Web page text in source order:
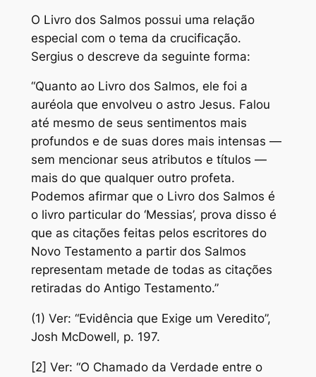
O Livro dos Salmos possui uma relação
especial com o tema da crucificação.
Sergius o descreve da seguinte forma:
“Quanto ao Livro dos Salmos, ele foi a
auréola que envolveu o astro Jesus. Falou
até mesmo de seus sentimentos mais
profundos e de suas dores mais intensas —
sem mencionar seus atributos e títulos —
mais do que qualquer outro profeta.
Podemos afirmar que o Livro dos Salmos é
o livro particular do ‘Messias’, prova disso é
que as citações feitas pelos escritores do
Novo Testamento a partir dos Salmos
representam metade de todas as citações
retiradas do Antigo Testamento.”
(1) Ver: “Evidência que Exige um Veredito”,
Josh McDowell, p. 197.
[2] Ver: “O Chamado da Verdade entre o